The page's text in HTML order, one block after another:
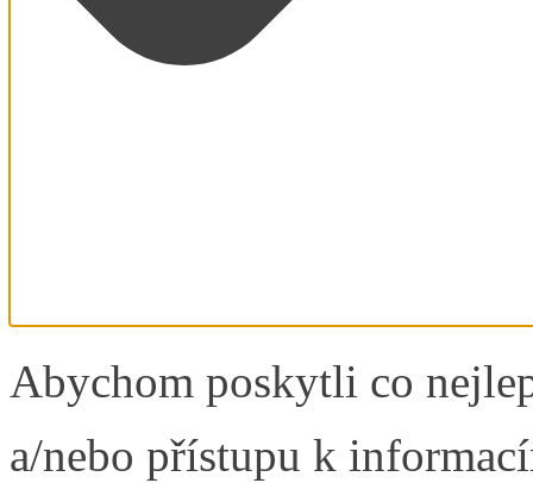
Abychom poskytli co
a/nebo přístupu k